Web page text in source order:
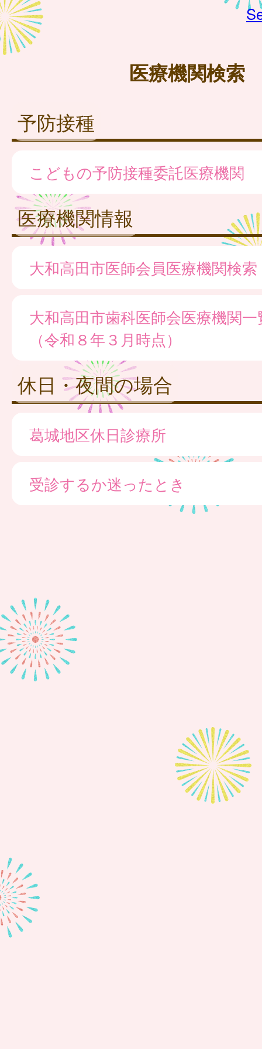
医療機関検索
予防接種
こどもの予防接種委託医療機関
医療機関情報
大和高田市医師会員医療機関検索
大和高田市歯科医師会医療機関一
（令和８年３月時点）
休日・夜間の場合
葛城地区休日診療所
受診するか迷ったとき